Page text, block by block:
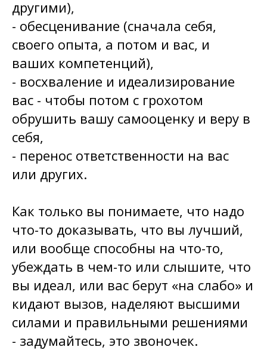
другими),
- обесценивание (сначала себя,
своего опыта, а потом и вас, и
ваших компетенций),
- восхваление и идеализирование
вас - чтобы потом с грохотом
обрушить вашу самооценку и веру в
себя,
- перенос ответственности на вас
или других.
Как только вы понимаете, что надо
что-то доказывать, что вы лучший,
или вообще способны на что-то,
убеждать в чем-то или слышите, что
вы идеал, или вас берут «на слабо» и
кидают вызов, наделяют высшими
силами и правильными решениями
- задумайтесь, это звоночек.